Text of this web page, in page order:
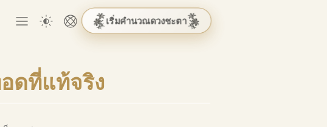
เริ่มคำนวณดวงชะตา
ดที่แท้จริง